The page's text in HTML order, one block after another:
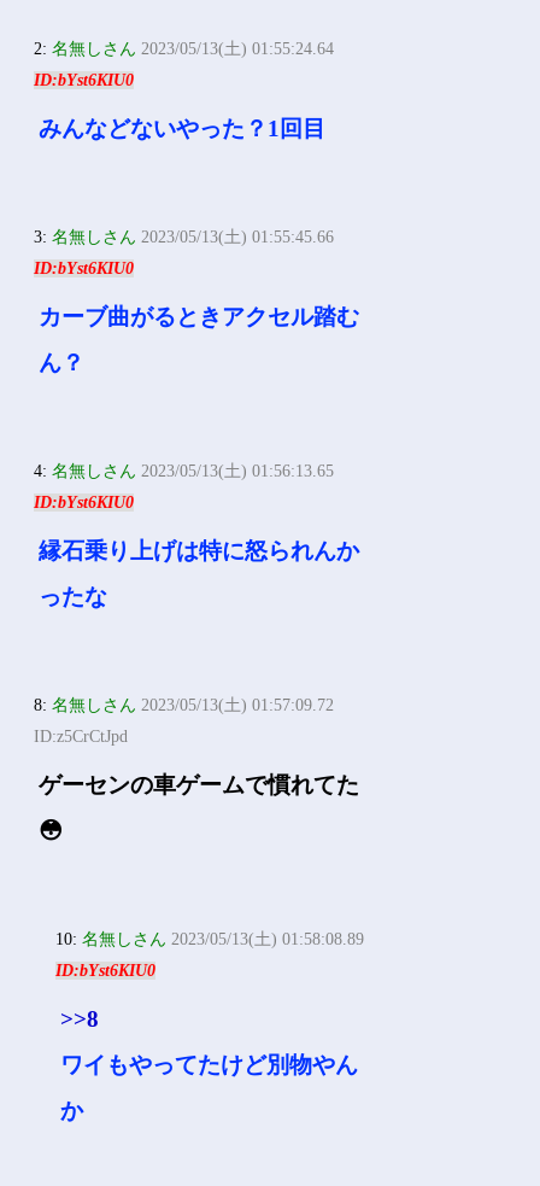
2:名無しさん 2023/05/13(土) 01:55:24.64
ID:bYst6KIU0
みんなどないやった？1回目
3:名無しさん 2023/05/13(土) 01:55:45.66
ID:bYst6KIU0
カーブ曲がるときアクセル踏む
ん？
4:名無しさん 2023/05/13(土) 01:56:13.65
ID:bYst6KIU0
縁石乗り上げは特に怒られんか
ったな
8:名無しさん 2023/05/13(土) 01:57:09.72
ID:z5CrCtJpd
ゲーセンの車ゲームで慣れてた
😳
10:名無しさん 2023/05/13(土) 01:58:08.89
ID:bYst6KIU0
>>8
ワイもやってたけど別物やん
か